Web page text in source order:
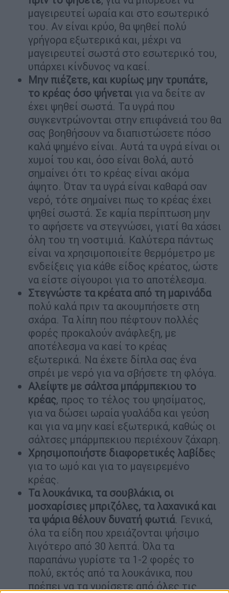
μαγειρευτεί ωραία και στο εσωτερικό
του. Αν είναι κρύο, θα ψηθεί πολύ
γρήγορα εξωτερικά και, μέχρι να
μαγειρευτεί σωστά στο εσωτερικό του,
υπάρχει κίνδυνος να καεί.
Μην πιέζετε, και κυρίως μην τρυπάτε,
το κρέας όσο ψήνεται για να δείτε αν
έχει ψηθεί σωστά. Τα υγρά που
συγκεντρώνονται στην επιφάνειά του θα
σας βοηθήσουν να διαπιστώσετε πόσο
καλά ψημένο είναι. Αυτά τα υγρά είναι οι
χυμοί του και, όσο είναι θολά, αυτό
σημαίνει ότι το κρέας είναι ακόμα
άψητο. Όταν τα υγρά είναι καθαρά σαν
νερό, τότε σημαίνει πως το κρέας έχει
ψηθεί σωστά. Σε καμία περίπτωση μην
το αφήσετε να στεγνώσει, γιατί θα χάσει
όλη του τη νοστιμιά. Καλύτερα πάντως
είναι να χρησιμοποιείτε θερμόμετρο με
ενδείξεις για κάθε είδος κρέατος, ώστε
να είστε σίγουροι για το αποτέλεσμα.
Στεγνώστε τα κρέατα από τη μαρινάδα
πολύ καλά πριν τα ακουμπήσετε στη
σχάρα. Τα λίπη που πέφτουν πολλές
φορές προκαλούν ανάφλεξη, με
αποτέλεσμα να καεί το κρέας
εξωτερικά. Να έχετε δίπλα σας ένα
σπρέι με νερό για να σβήσετε τη φλόγα.
Αλείψτε με σάλτσα μπάρμπεκιου το
κρέας, προς το τέλος του ψησίματος,
για να δώσει ωραία γυαλάδα και γεύση
και για να μην καεί εξωτερικά, καθώς οι
σάλτσες μπάρμπεκιου περιέχουν ζάχαρη.
Χρησιμοποιήστε διαφορετικές λαβίδες
για το ωμό και για το μαγειρεμένο
κρέας.
Τα λουκάνικα, τα σουβλάκια, οι
μοσχαρίσιες μπριζόλες, τα λαχανικά και
τα ψάρια θέλουν δυνατή φωτιά. Γενικά,
όλα τα είδη που χρειάζονται ψήσιμο
λιγότερο από 30 λεπτά. Όλα τα
παραπάνω γυρίστε τα 1-2 φορές το
πολύ, εκτός από τα λουκάνικα, που
πρέπει να τα γυρίσετε από όλες τις